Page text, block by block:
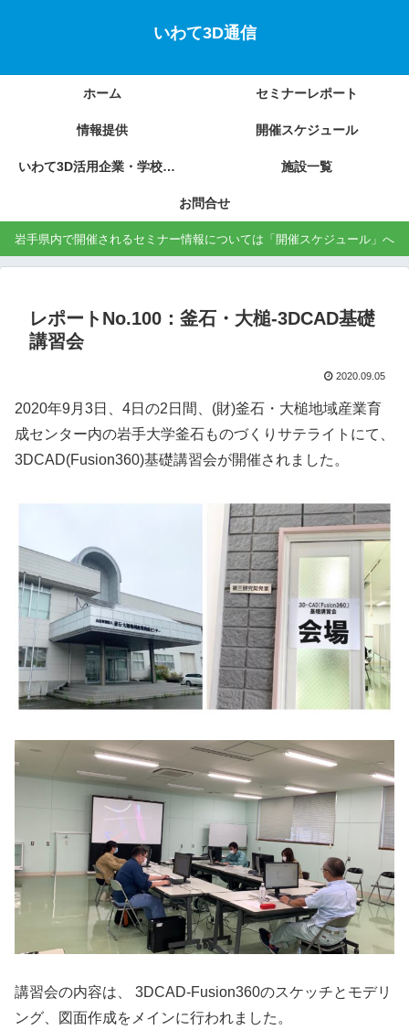
いわて3D通信
ホーム セミナーレポート
情報提供 開催スケジュール
いわて3D活用企業・学校の紹介 施設一覧
お問合せ
岩手県内で開催されるセミナー情報については「開催スケジュール」へ
レポートNo.100：釜石・大槌-3DCAD基礎
講習会
2020.09.05
2020年9月3日、4日の2日間、(財)釜石・大槌地域産業育
成センター内の岩手大学釜石ものづくりサテライトにて、
3DCAD(Fusion360)基礎講習会が開催されました。
講習会の内容は、 3DCAD-Fusion360のスケッチとモデリ
ング、図面作成をメインに行われました。